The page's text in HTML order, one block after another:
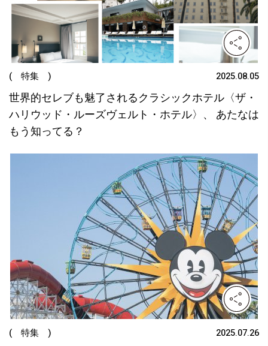
( 特集 ) 2025.08.05
世界的セレブも魅了されるクラシックホテル〈ザ・
ハリウッド・ルーズヴェルト・ホテル〉、 あたなは
もう知ってる？
( 特集 ) 2025.07.26